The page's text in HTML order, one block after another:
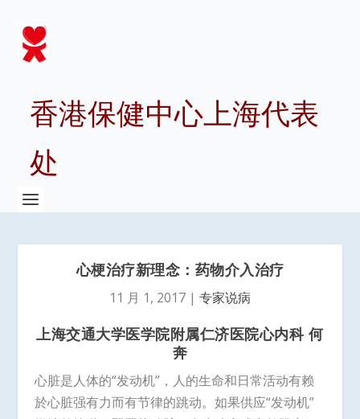
香港保健中心上海代表
处
心梗治疗新理念：药物介入治疗
11 月 1, 2017 | 专家说病
上海交通大学医学院附属仁济医院心内科 何
奔
心脏是人体的“发动机”，人的生命和日常活动有赖
於心脏强有力而有节律的跳动。如果供应“发动机”